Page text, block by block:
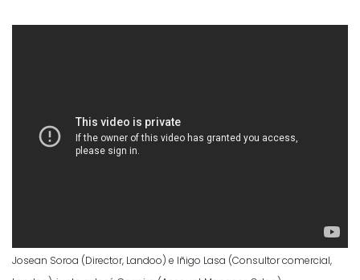
Josean Soroa (Director, Landoo) e Iñigo Lasa (Consultor comercial,